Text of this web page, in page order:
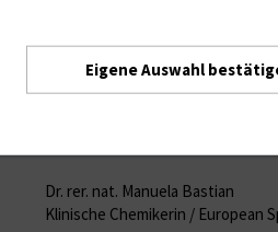
Dr. rer. nat. Manuela Bastian
Klinische Chemikerin / European
Eigene Auswahl